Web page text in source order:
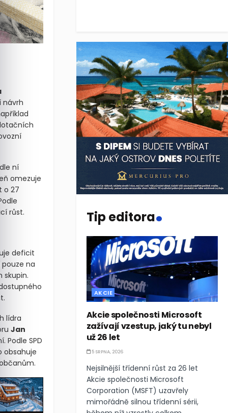
návrh
ní
omezuje
o 27
růst.
deficit
na
skupin.
lídra
Jan
Podle SPD
obsahuje
Tip editora.
AKCIE
Akcie společnosti Microsoft
zažívají vzestup, jaký tu nebyl
už 26 let
5 SRPNA, 2026
Nejsilnější třídenní růst za 26 let
Akcie společnosti Microsoft
Corporation (MSFT) uzavřely
mimořádně silnou třídenní sérii,